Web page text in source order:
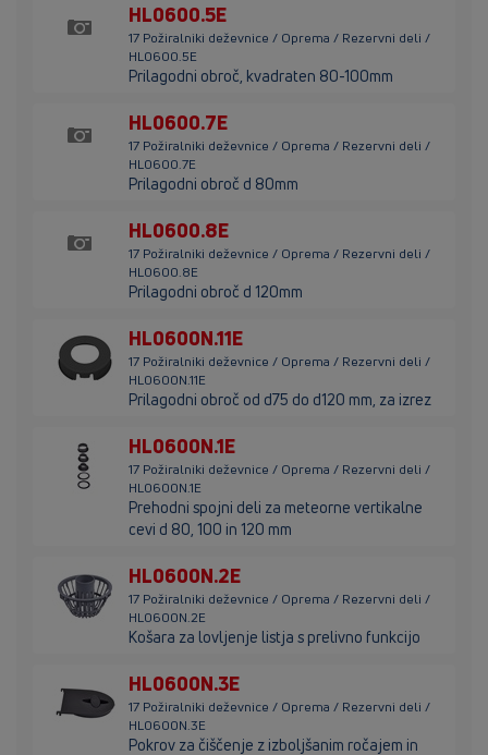
HL0600.5E
17 Požiralniki deževnice / Oprema / Rezervni deli /
HL0600.5E
Prilagodni obroč, kvadraten 80-100mm
HL0600.7E
17 Požiralniki deževnice / Oprema / Rezervni deli /
HL0600.7E
Prilagodni obroč d 80mm
HL0600.8E
17 Požiralniki deževnice / Oprema / Rezervni deli /
HL0600.8E
Prilagodni obroč d 120mm
HL0600N.11E
17 Požiralniki deževnice / Oprema / Rezervni deli /
HL0600N.11E
Prilagodni obroč od d75 do d120 mm, za izrez
HL0600N.1E
17 Požiralniki deževnice / Oprema / Rezervni deli /
HL0600N.1E
Prehodni spojni deli za meteorne vertikalne
cevi d 80, 100 in 120 mm
HL0600N.2E
17 Požiralniki deževnice / Oprema / Rezervni deli /
HL0600N.2E
Košara za lovljenje listja s prelivno funkcijo
HL0600N.3E
17 Požiralniki deževnice / Oprema / Rezervni deli /
HL0600N.3E
Pokrov za čiščenje z izboljšanim ročajem in